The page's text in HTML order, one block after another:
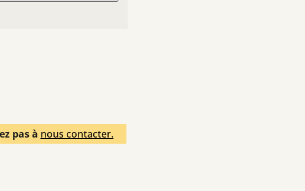
pas à nous contacter.